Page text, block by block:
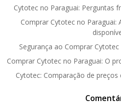
Cytotec no Paraguai: Perguntas
Comprar Cytotec no Paraguai:
Segurança ao Comprar
Comprar Cytotec no Paraguai: O
Cytotec: Comparação de